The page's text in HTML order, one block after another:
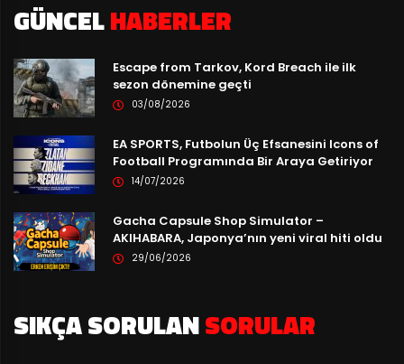
GÜNCELHABERLER
Escape from Tarkov, Kord Breach ile ilk
sezon dönemine geçti
03/08/2026
EA SPORTS, Futbolun Üç Efsanesini Icons of
Football Programında Bir Araya Getiriyor
14/07/2026
Gacha Capsule Shop Simulator –
AKIHABARA, Japonya’nın yeni viral hiti oldu
29/06/2026
SIKÇA SORULANSORULAR